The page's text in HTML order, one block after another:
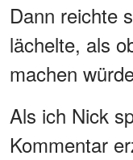
Dann reichte
lächelte, als
machen
Als ich Nick
Kommentar